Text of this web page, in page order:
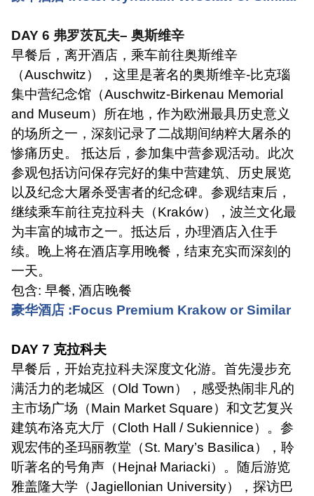
DAY 6 弗罗茨瓦夫– 奥斯维辛
早餐后，离开酒店，乘车前往奥斯维辛
（Auschwitz），这里是著名的奥斯维辛-比克瑙
集中营纪念馆（Auschwitz-Birkenau Memorial
and Museum）所在地，作为欧洲最具历史意义
的场所之一，深刻记录了二战期间纳粹大屠杀的
惨痛历史。 抵达后，参加集中营参观活动。此次
参观包括访问保存完好的集中营建筑、历史展览
以及纪念大屠杀受害者的纪念碑。参观结束后，
继续乘车前往克拉科夫（Kraków），波兰文化最
为丰富的城市之一。抵达后，办理酒店入住手
续。晚上将在酒店享用晚餐，结束充实而深刻的
一天。
包含: 早餐, 酒店晚餐
豪华酒店 :Focus Premium Krakow or Similar
DAY 7 克拉科夫
早餐后，开始克拉科夫深度文化游。首先漫步充
满活力的老城区（Old Town），感受热闹非凡的
主市场广场（Main Market Square）和文艺复兴
建筑布洛克大厅（Cloth Hall / Sukiennice）。参
观宏伟的圣玛丽教堂（St. Mary’s Basilica），聆
听著名的号角声（Hejnał Mariacki）。随后游览
雅盖隆大学（Jagiellonian University），探访巴